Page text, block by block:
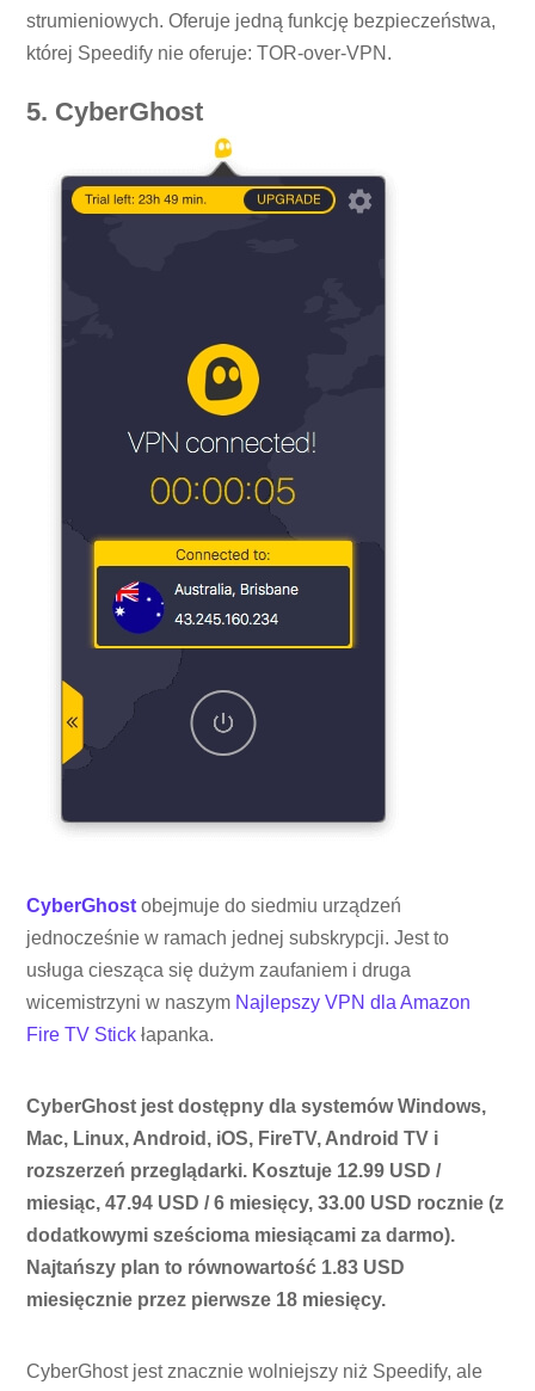
strumieniowych. Oferuje jedną funkcję bezpieczeństwa,
której Speedify nie oferuje: TOR-over-VPN.
5. CyberGhost
CyberGhost obejmuje do siedmiu urządzeń
jednocześnie w ramach jednej subskrypcji. Jest to
usługa ciesząca się dużym zaufaniem i druga
wicemistrzyni w naszym Najlepszy VPN dla Amazon
Fire TV Stick łapanka.
CyberGhost jest dostępny dla systemów Windows,
Mac, Linux, Android, iOS, FireTV, Android TV i
rozszerzeń przeglądarki. Kosztuje 12.99 USD /
miesiąc, 47.94 USD / 6 miesięcy, 33.00 USD rocznie (z
dodatkowymi sześcioma miesiącami za darmo).
Najtańszy plan to równowartość 1.83 USD
miesięcznie przez pierwsze 18 miesięcy.
CyberGhost jest znacznie wolniejszy niż Speedify, ale